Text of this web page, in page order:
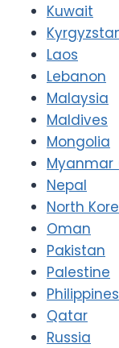
Kuwait
Laos
Lebanon
Malaysia
Maldives
Mongolia
Myanmar
Nepal
North
Oman
Pakistan
Palestine
Philippines
Qatar
Russia